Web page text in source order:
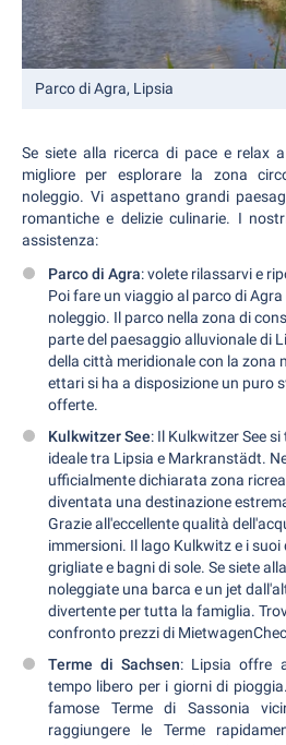
Parco di Agra, Lipsia
Se siete alla ricerca di pace e relax
migliore per esplorare la zona
noleggio. Vi aspettano grandi
romantiche e delizie culinarie. I
assistenza:
Parco di Agra: volete rilassarvi e
Poi fare un viaggio al parco di
noleggio. Il parco nella zona di
parte del paesaggio alluvionale di
della città meridionale con la zona
ettari si ha a disposizione un puro
offerte.
Kulkwitzer See: Il Kulkwitzer See
ideale tra Lipsia e Markranstädt.
ufficialmente dichiarata zona
diventata una destinazione
Grazie all'eccellente qualità
immersioni. Il lago Kulkwitz e i
grigliate e bagni di sole. Se siete
noleggiate una barca e un jet
divertente per tutta la famiglia.
confronto prezzi di
Terme di Sachsen: Lipsia offre
tempo libero per i giorni di
famose Terme di Sassonia
raggiungere le Terme